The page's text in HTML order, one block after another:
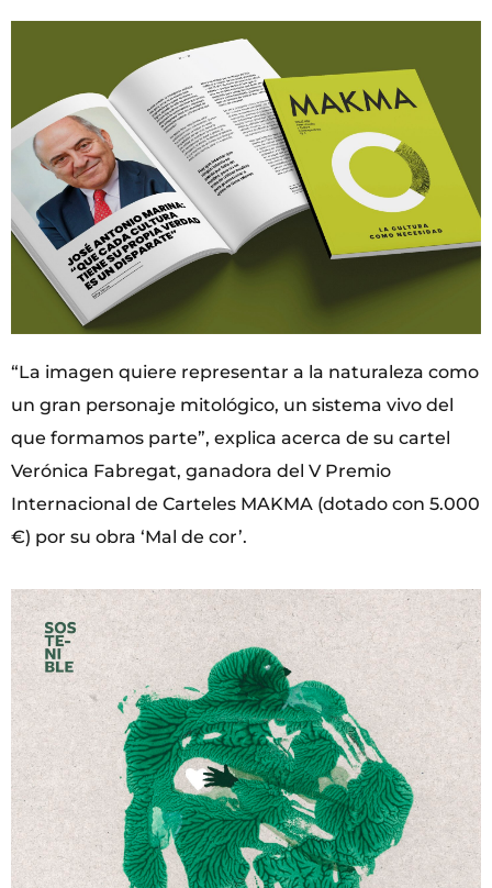
“La imagen quiere representar a la naturaleza como
un gran personaje mitológico, un sistema vivo del
que formamos parte”, explica acerca de su cartel
Verónica Fabregat, ganadora del V Premio
Internacional de Carteles MAKMA (dotado con 5.000
€) por su obra ‘Mal de cor’.